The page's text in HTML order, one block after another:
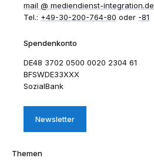
mail​
mediendienst-integration.de
Tel.: +49-30-200-764-80 oder -81
Spendenkonto
DE48 3702 0500 0020 2304 61
BFSWDE33XXX
SozialBank
Newsletter
Themen